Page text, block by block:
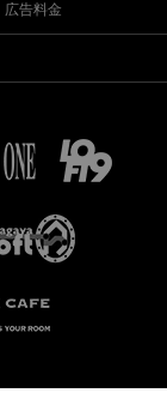
広告料金